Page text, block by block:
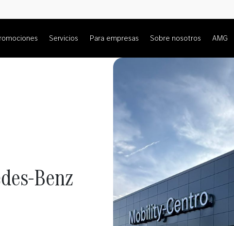
Servicios Para empresas Sobre nosotros AMG
Benz